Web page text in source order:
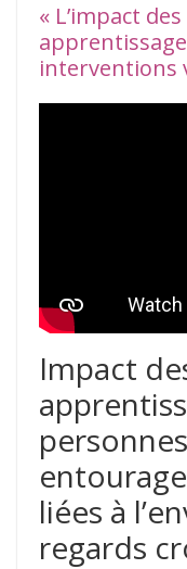
« L’impact
interventions
Impact
liées à
regards